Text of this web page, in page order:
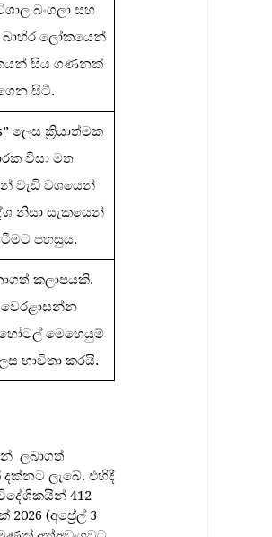
බංගලා සහ
ලෝකයෙන්
සිය ගණනක්
සිටී.
ලෙස ක්‍රියාත්මක
වීසා මත
වැඩි වශයෙන්
නිසා සැකයෙන්
පහසුය.
කලාපයකි.
වෙරළාසන්න
මෙහෙයුම්
භාවිතා කරයි.
ලබාගත්
ලැබේ. එහිදී
412
(අප්‍රේල් 3